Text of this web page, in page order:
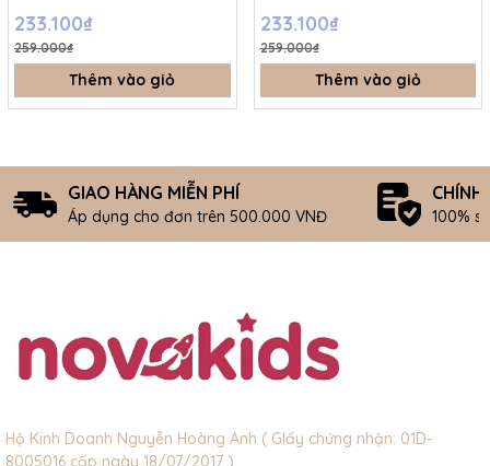
233.100₫
259.000₫
Thêm vào giỏ
233.100₫
259.000₫
Thêm vào giỏ
GIAO HÀNG MIỄN PHÍ
Áp dụng cho đơn trên 500.000 VNĐ
CHÍNH
100%
Hộ Kinh Doanh Nguyễn Hoàng Anh ( GIấy chứng nhận: 01D-